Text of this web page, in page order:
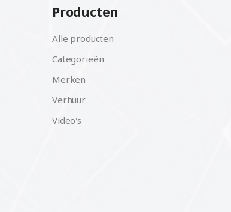
Producten
Alle producten
Categorieën
Merken
Verhuur
Video's